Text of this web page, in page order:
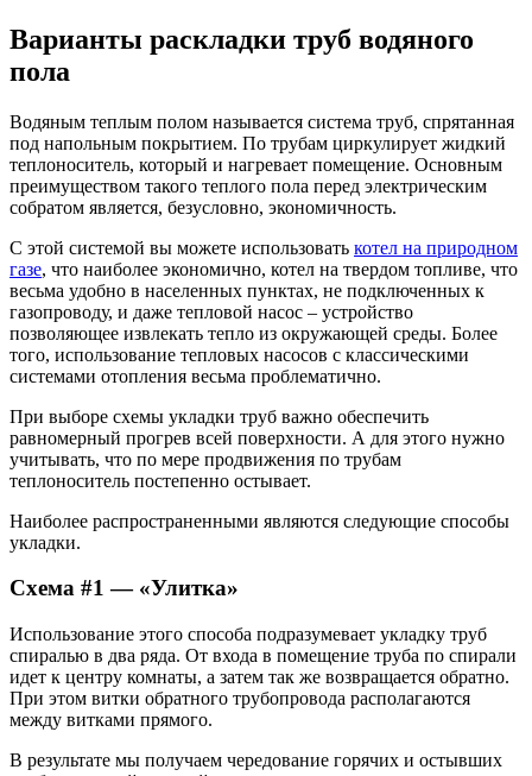
Варианты раскладки труб водяного
пола
Водяным теплым полом называется система труб, спрятанная
под напольным покрытием. По трубам циркулирует жидкий
теплоноситель, который и нагревает помещение. Основным
преимуществом такого теплого пола перед электрическим
собратом является, безусловно, экономичность.
С этой системой вы можете использовать котел на природном
газе, что наиболее экономично, котел на твердом топливе, что
весьма удобно в населенных пунктах, не подключенных к
газопроводу, и даже тепловой насос – устройство
позволяющее извлекать тепло из окружающей среды. Более
того, использование тепловых насосов с классическими
системами отопления весьма проблематично.
При выборе схемы укладки труб важно обеспечить
равномерный прогрев всей поверхности. А для этого нужно
учитывать, что по мере продвижения по трубам
теплоноситель постепенно остывает.
Наиболее распространенными являются следующие способы
укладки.
Схема #1 — «Улитка»
Использование этого способа подразумевает укладку труб
спиралью в два ряда. От входа в помещение труба по спирали
идет к центру комнаты, а затем так же возвращается обратно.
При этом витки обратного трубопровода располагаются
между витками прямого.
В результате мы получаем чередование горячих и остывших